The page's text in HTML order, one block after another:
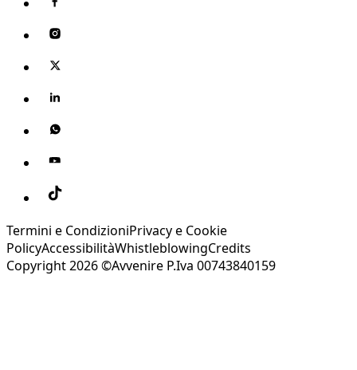
Termini e CondizioniPrivacy e Cookie
PolicyAccessibilitàWhistleblowingCredits
Copyright 2026 ©Avvenire P.Iva 00743840159